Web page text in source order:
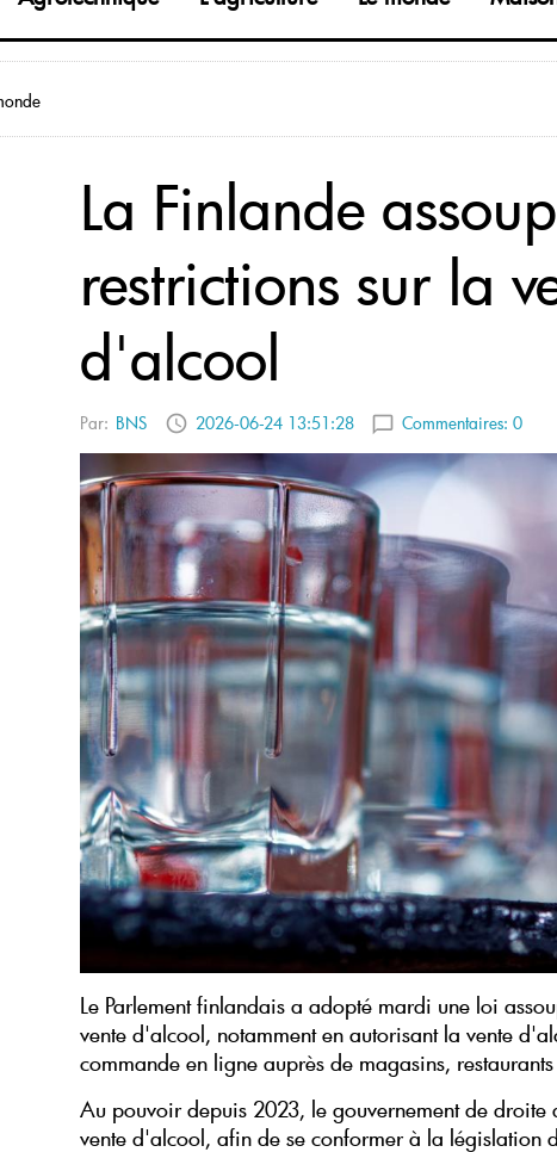
La Finlande
restrictions sur la
d'alcool
Par: BNS 2026-06-24 13:51:28 Commentaires: 0
Le Parlement finlandais a adopté mardi une loi
vente d'alcool, notamment en autorisant la vente
commande en ligne auprès de magasins,
Au pouvoir depuis 2023, le gouvernement de
vente d'alcool, afin de se conformer à la législation